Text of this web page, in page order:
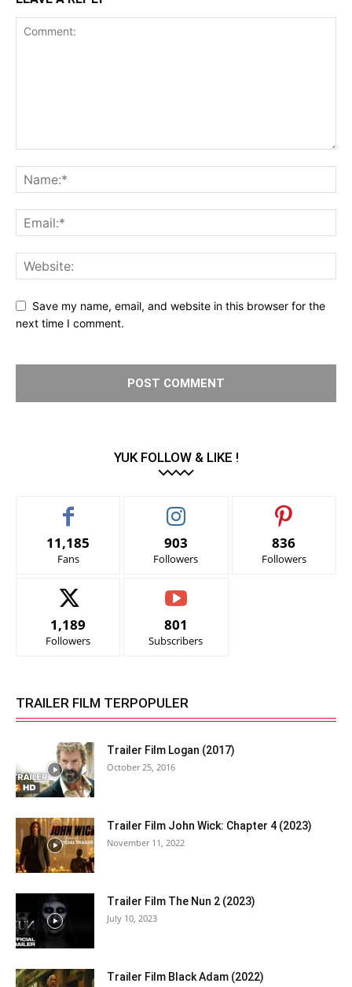
Save my name, email, and website in this browser for the
next time I comment.
YUK FOLLOW & LIKE !
11,185
Fans
903
Followers
836
Followers
1,189
Followers
801
Subscribers
TRAILER FILM TERPOPULER
Trailer Film Logan (2017)
October 25, 2016
Trailer Film John Wick: Chapter 4 (2023)
November 11, 2022
Trailer Film The Nun 2 (2023)
July 10, 2023
Trailer Film Black Adam (2022)